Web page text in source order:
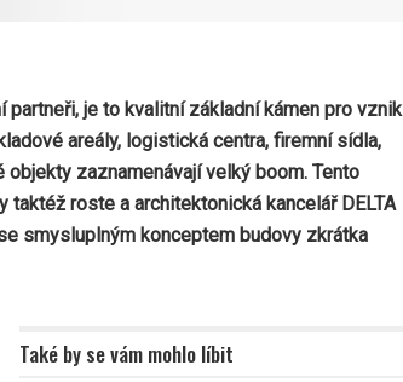
partneři, je to kvalitní základní kámen pro vznik
areály, logistická centra, firemní sídla,
zaznamenávají velký boom. Tento
roste a architektonická kancelář DELTA
smysluplným konceptem budovy zkrátka
Také by se vám mohlo líbit